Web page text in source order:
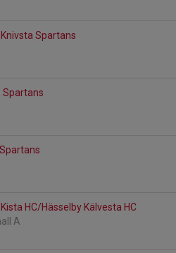
Spartans
Spartans
HC/Hässelby Kälvesta HC
A